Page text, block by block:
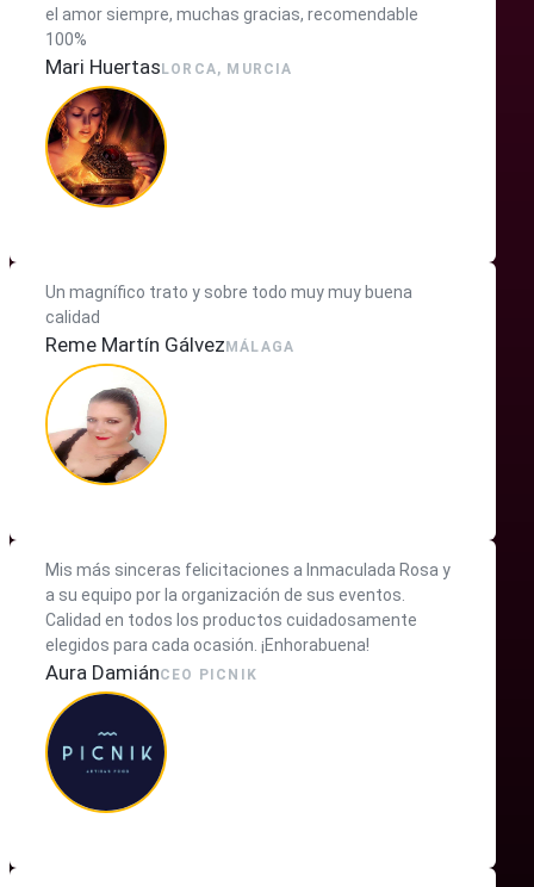
el amor siempre, muchas gracias, recomendable
100%
Mari Huertas LORCA, MURCIA
Un magnífico trato y sobre todo muy muy buena
calidad
Reme Martín Gálvez MÁLAGA
Mis más sinceras felicitaciones a Inmaculada Rosa y
a su equipo por la organización de sus eventos.
Calidad en todos los productos cuidadosamente
elegidos para cada ocasión. ¡Enhorabuena!
Aura DamiánCEO PICNIK